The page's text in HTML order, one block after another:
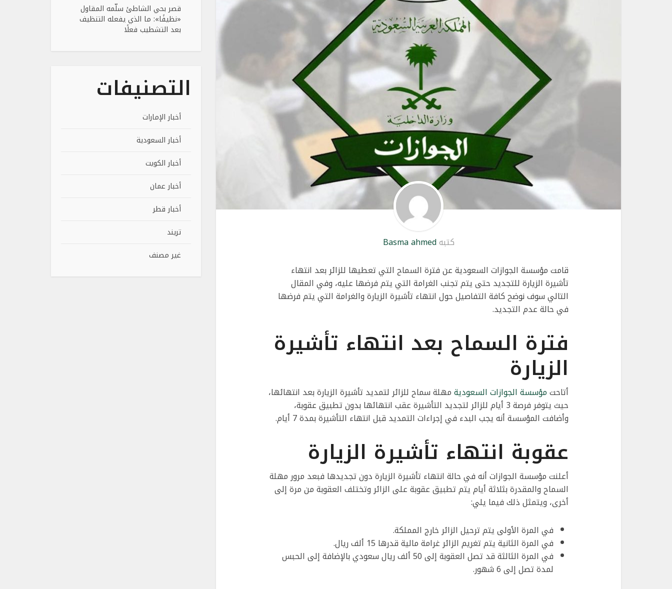
قصر بحي الشاطئ سلّمه المقاول
«نظيفًا»: ما الذي يفعله التنظيف
بعد التشطيب فعلًا
التصنيفات
أخبار الإمارات
أخبار السعودية
أخبار الكويت
أخبار عمان
أخبار قطر
تريند
غير مصنف
كتبهBasma ahmed
قامت مؤسسة الجوازات السعودية عن فترة السماح التي تعطيها للزائر بعد انتهاء
تأشيرة الزيارة للتجديد حتى يتم تجنب الغرامة التي يتم فرضها عليه، وفي المقال
التالي سوف نوضح كافة التفاصيل حول انتهاء تأشيرة الزيارة والغرامة التي يتم فرضها
في حالة عدم التجديد.
فترة السماح بعد انتهاء تأشيرة
الزيارة
أتاحتمؤسسة الجوازات السعوديةمهلة سماح للزائر لتمديد تأشيرة الزيارة بعد انتهائها،
حيث يتوفر فرصة 3 أيام للزائر لتجديد التأشيرة عقب انتهائها بدون تطبيق عقوبة،
وأضافت المؤسسة أنه يجب البدء في إجراءات التمديد قبل انتهاء التأشيرة بمدة 7 أيام.
عقوبة انتهاء تأشيرة الزيارة
أعلنت مؤسسة الجوازات أنه في حالة انتهاء تأشيرة الزيارة دون تجديدها فبعد مرور مهلة
السماح والمقدرة بثلاثة أيام يتم تطبيق عقوبة على الزائر وتختلف العقوبة من مرة إلى
أخرى، ويتمثل ذلك فيما يلي:
في المرة الأولى يتم ترحيل الزائر خارج المملكة.
في المرة الثانية يتم تغريم الزائر غرامة مالية قدرها 15 ألف ريال.
في المرة الثالثة قد تصل العقوبة إلى 50 ألف ريال سعودي بالإضافة إلى الحبس
لمدة تصل إلى 6 شهور.